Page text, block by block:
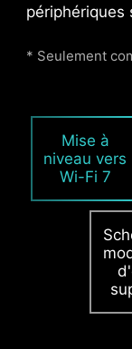
périphériques
* Seulement
Mise à
niveau vers
Wi-Fi 7
Le
aux cartes
utilisées
assure des
soutenues.
compatibles.